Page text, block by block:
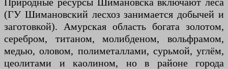
(ГУ Шимановский лесхоз занимается добычей и
заготовкой). Амурская область богата золотом,
серебром, титаном, молибденом, вольфрамом,
медью, оловом, полиметаллами, сурьмой, углём,
цеолитами и каолином, но в районе города